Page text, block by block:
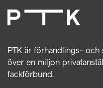
PTK är förhandlings- och
över en miljon
fackförbund.